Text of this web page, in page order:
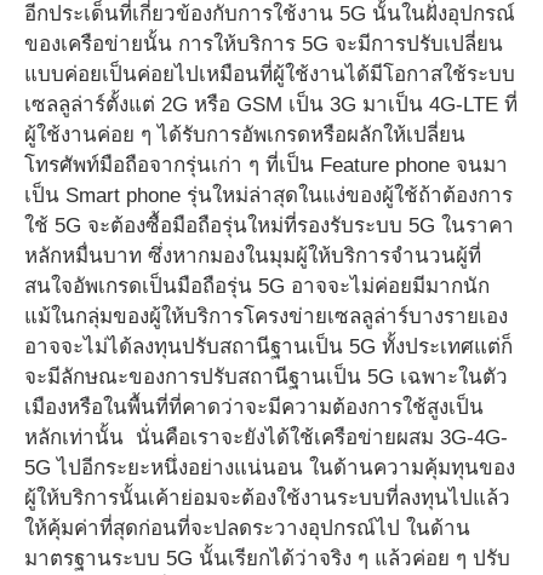
อีกประเด็นที่เกี่ยวข้องกับการใช้งาน 5G นั้นในฝั่งอุปกรณ์
ของเครือข่ายนั้น การให้บริการ 5G จะมีการปรับเปลี่ยน
แบบค่อยเป็นค่อยไปเหมือนที่ผู้ใช้งานได้มีโอกาสใช้ระบบ
เซลลูล่าร์ตั้งแต่ 2G หรือ GSM เป็น 3G มาเป็น 4G-LTE ที่
ผู้ใช้งานค่อย ๆ ได้รับการอัพเกรดหรือผลักให้เปลี่ยน
โทรศัพท์มือถือจากรุ่นเก่า ๆ ที่เป็น Feature phone จนมา
เป็น Smart phone รุ่นใหม่ล่าสุดในแง่ของผู้ใช้ถ้าต้องการ
ใช้ 5G จะต้องซื้อมือถือรุ่นใหม่ที่รองรับระบบ 5G ในราคา
หลักหมื่นบาท ซึ่งหากมองในมุมผู้ให้บริการจำนวนผู้ที่
สนใจอัพเกรดเป็นมือถือรุ่น 5G อาจจะไม่ค่อยมีมากนัก
แม้ในกลุ่มของผู้ให้บริการโครงข่ายเซลลูล่าร์บางรายเอง
อาจจะไม่ได้ลงทุนปรับสถานีฐานเป็น 5G ทั้งประเทศแต่ก็
จะมีลักษณะของการปรับสถานีฐานเป็น 5G เฉพาะในตัว
เมืองหรือในพื้นที่ที่คาดว่าจะมีความต้องการใช้สูงเป็น
หลักเท่านั้น นั่นคือเราจะยังได้ใช้เครือข่ายผสม 3G-4G-
5G ไปอีกระยะหนึ่งอย่างแน่นอน ในด้านความคุ้มทุนของ
ผู้ให้บริการนั้นเค้าย่อมจะต้องใช้งานระบบที่ลงทุนไปแล้ว
ให้คุ้มค่าที่สุดก่อนที่จะปลดระวางอุปกรณ์ไป ในด้าน
มาตรฐานระบบ 5G นั้นเรียกได้ว่าจริง ๆ แล้วค่อย ๆ ปรับ